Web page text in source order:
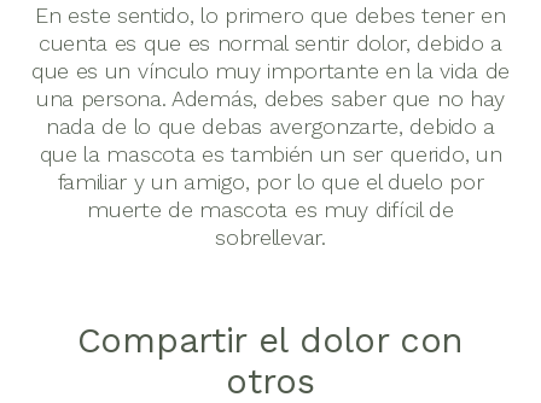
En este sentido, lo primero que debes tener en
cuenta es que es normal sentir dolor, debido a
que es un vínculo muy importante en la vida de
una persona. Además, debes saber que no hay
nada de lo que debas avergonzarte, debido a
que la mascota es también un ser querido, un
familiar y un amigo, por lo que el duelo por
muerte de mascota es muy difícil de
sobrellevar.
Compartir el dolor con
otros